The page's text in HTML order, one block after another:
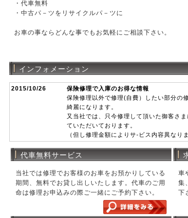
・代車無料
・中古パ－ツをリサイクルパ－ツに
お車の事ならどんな事でもお気軽にご相談下さい。
インフォメーション
2015/10/26
保険修理で入庫のお得な情報
保険修理以外で修理(自費）したい部分の
綺麗になります。
又当社では、只今修理して頂いた御客さ
ていただいております。
（但し修理金額によりサ-ビス内容異なり
お引取り伺います。
代車無料サービス
当社では修理でお客様のお車をお預かりしている
期間、無料でお貸し出しいたします。代車のご用
命は修理お申込みの際ご一緒にご予約下さい。
車
集
下